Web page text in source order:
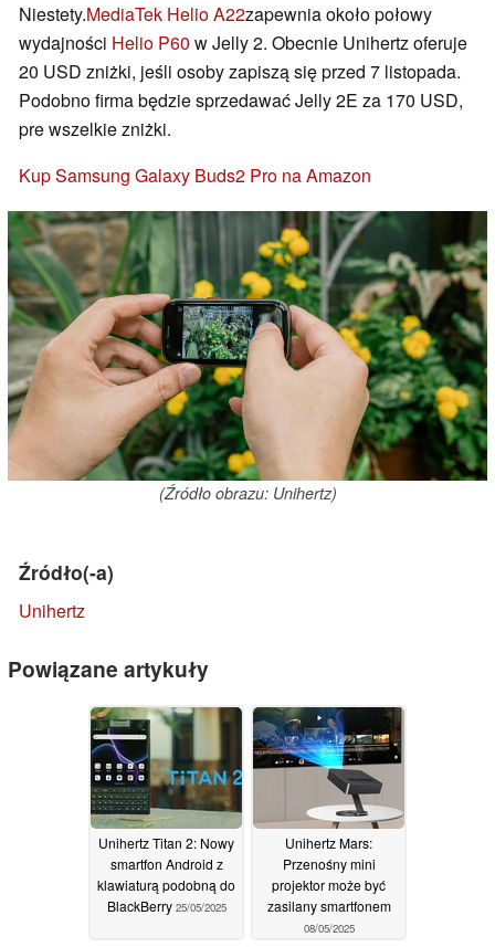
Niestety.MediaTek Helio A22zapewnia około połowy
wydajności Helio P60 w Jelly 2. Obecnie Unihertz oferuje
20 USD zniżki, jeśli osoby zapiszą się przed 7 listopada.
Podobno firma będzie sprzedawać Jelly 2E za 170 USD,
pre wszelkie zniżki.
Kup Samsung Galaxy Buds2 Pro na Amazon
(Źródło obrazu: Unihertz)
Źródło(-a)
Unihertz
Powiązane artykuły
Unihertz Titan 2: Nowy
smartfon Android z
klawiaturą podobną do
BlackBerry 25/05/2025
Unihertz Mars:
Przenośny mini
projektor może być
zasilany smartfonem
08/05/2025